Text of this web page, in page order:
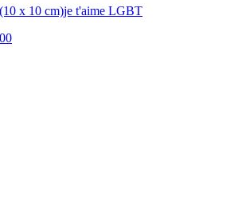
x 10 cm)je t'aime LGBT